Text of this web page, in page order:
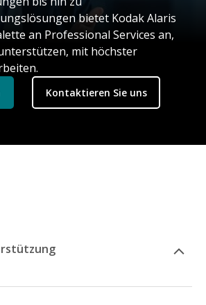
bietet Kodak Alaris
an Professional Services an,
mit höchster
Kontaktieren Sie uns